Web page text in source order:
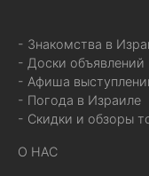
- Знакомства в
- Доски объявлений
- Афиша
- Погода в Израиле
- Скидки и обзоры
О НАС